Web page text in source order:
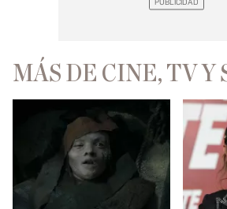
MÁS DE CINE, TV Y